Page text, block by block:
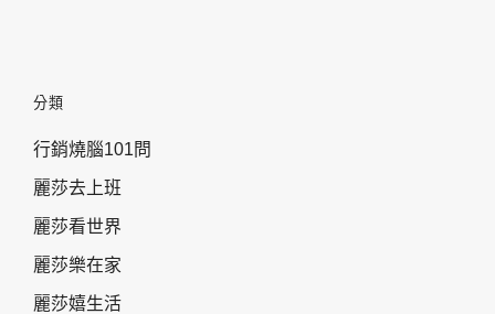
分類
行銷燒腦101問
麗莎去上班
麗莎看世界
麗莎樂在家
麗莎嬉生活